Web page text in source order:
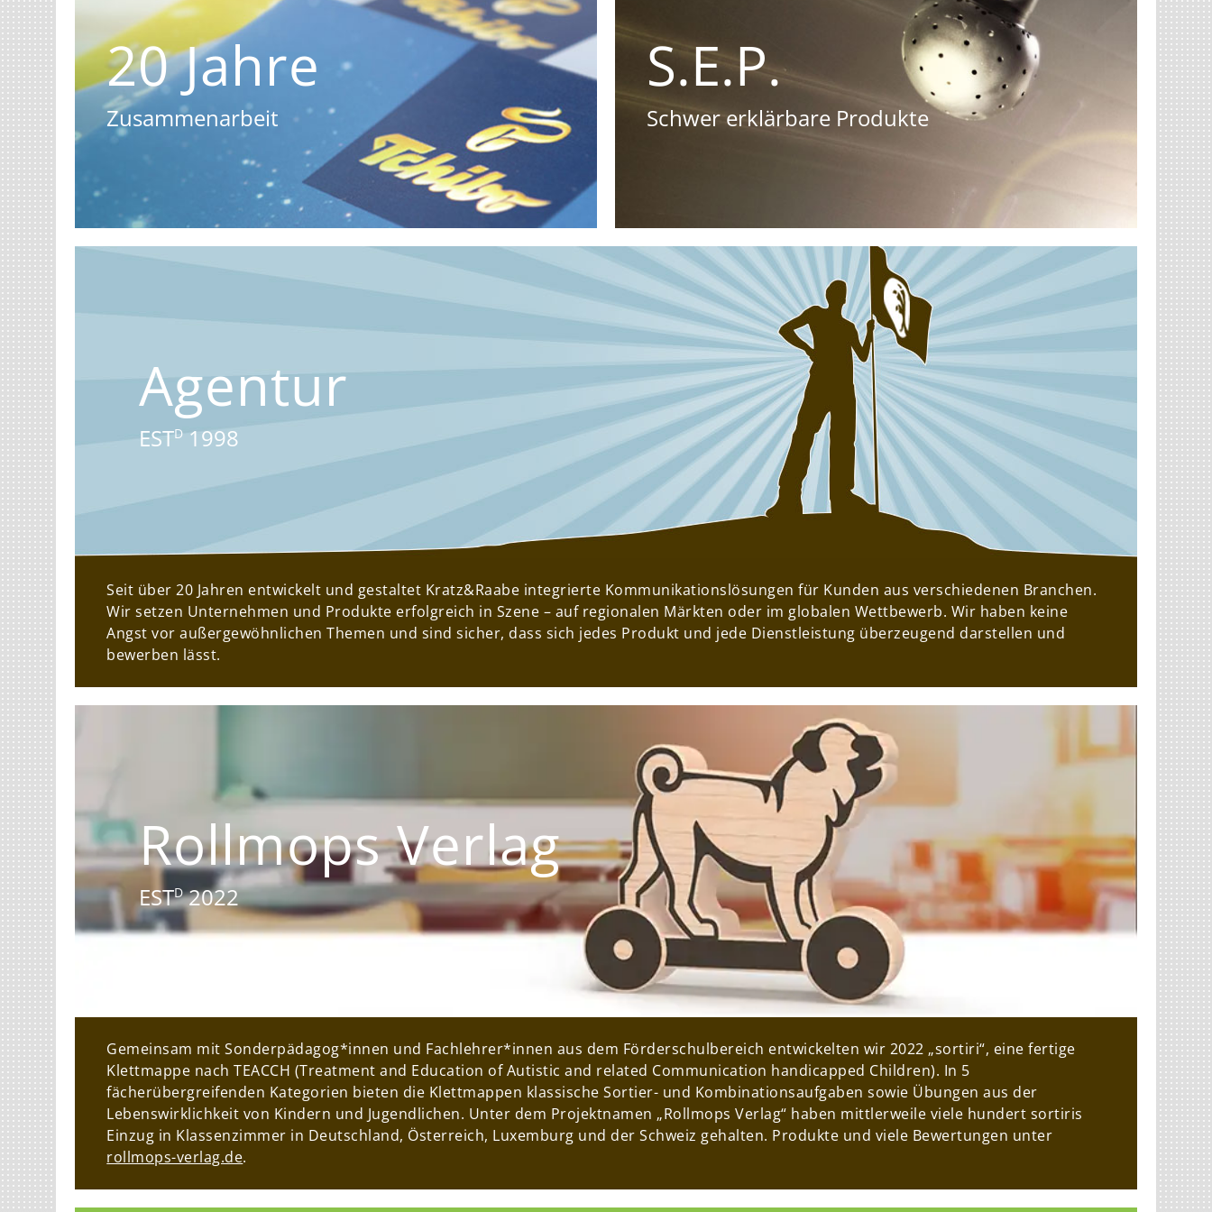
20 Jahre
Zusammenarbeit
S.E.P.
Schwer erklärbare Produkte
Agentur
ESTD1998
Seit über 20 Jahren entwickelt und gestaltet Kratz&Raabe integrierte Kommunikationslösungen für Kunden aus verschiedenen Branchen.
Wir setzen Unternehmen und Produkte erfolgreich in Szene – auf regionalen Märkten oder im globalen Wettbewerb. Wir haben keine
Angst vor außergewöhnlichen Themen und sind sicher, dass sich jedes Produkt und jede Dienstleistung überzeugend darstellen und
bewerben lässt.
Rollmops Verlag
ESTD2022
Gemeinsam mit Sonderpädagog*innen und Fachlehrer*innen aus dem Förderschulbereich entwickelten wir 2022 „sortiri“, eine fertige
Klettmappe nach TEACCH (Treatment and Education of Autistic and related Communication handicapped Children). In 5
fächerübergreifenden Kategorien bieten die Klettmappen klassische Sortier- und Kombinationsaufgaben sowie Übungen aus der
Lebenswirklichkeit von Kindern und Jugendlichen. Unter dem Projektnamen „Rollmops Verlag“ haben mittlerweile viele hundert sortiris
Einzug in Klassenzimmer in Deutschland, Österreich, Luxemburg und der Schweiz gehalten. Produkte und viele Bewertungen unter
rollmops-verlag.de.